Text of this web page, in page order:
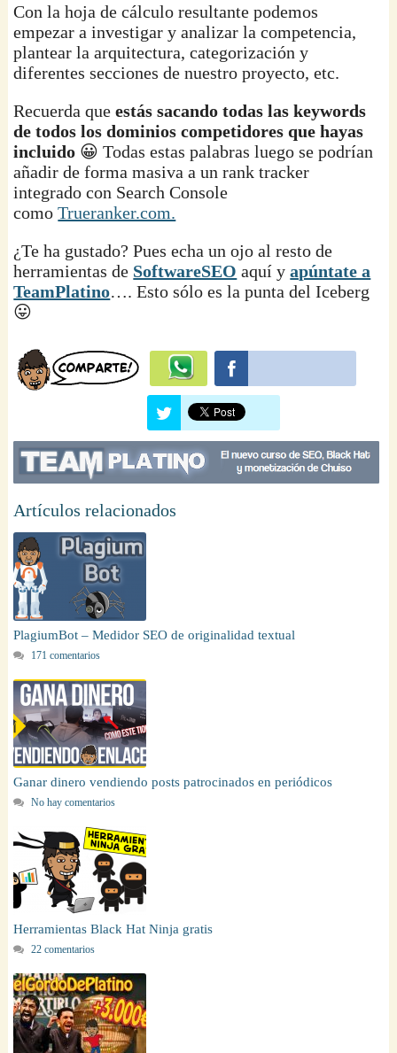
Con la hoja de cálculo resultante podemos
empezar a investigar y analizar la competencia,
plantear la arquitectura, categorización y
diferentes secciones de nuestro proyecto, etc.
Recuerda queestás sacando todas las keywords
de todos los dominios competidores que hayas
incluido 😀 Todas estas palabras luego se podrían
añadir de forma masiva a un rank tracker
integrado con Search Console
comoTrueranker.com.
¿Te ha gustado? Pues echa un ojo al resto de
herramientas de SoftwareSEO aquí yapúntate a
TeamPlatino…. Esto sólo es la punta del Iceberg
😛
Artículos relacionados
PlagiumBot – Medidor SEO de originalidad textual
171 comentarios
Ganar dinero vendiendo posts patrocinados en periódicos
No hay comentarios
Herramientas Black Hat Ninja gratis
22 comentarios